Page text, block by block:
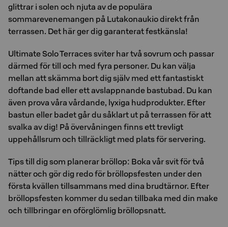
glittrar i solen och njuta av de populära
sommarevenemangen på Lutakonaukio direkt från
terrassen. Det här ger dig garanterat festkänsla!
Ultimate Solo Terraces sviter har två sovrum och passar
därmed för till och med fyra personer. Du kan välja
mellan att skämma bort dig själv med ett fantastiskt
doftande bad eller ett avslappnande bastubad. Du kan
även prova våra vårdande, lyxiga hudprodukter. Efter
bastun eller badet går du såklart ut på terrassen för att
svalka av dig! På övervåningen finns ett trevligt
uppehållsrum och tillräckligt med plats för servering.
Tips till dig som planerar bröllop: Boka vår svit för två
nätter och gör dig redo för bröllopsfesten under den
första kvällen tillsammans med dina brudtärnor. Efter
bröllopsfesten kommer du sedan tillbaka med din make
och tillbringar en oförglömlig bröllopsnatt.